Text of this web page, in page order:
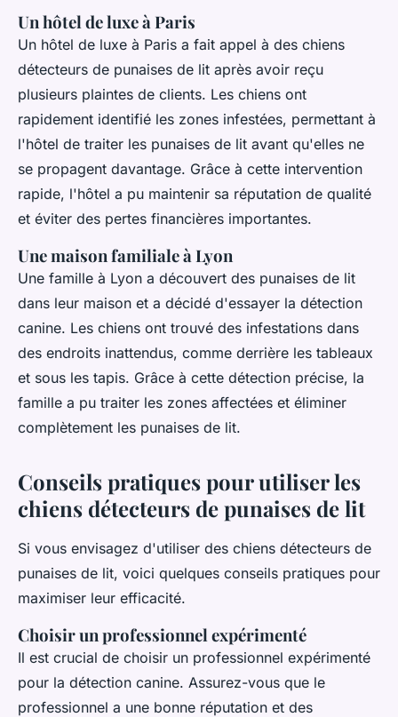
Un hôtel de luxe à Paris
Un hôtel de luxe à Paris a fait appel à des chiens
détecteurs de punaises de lit après avoir reçu
plusieurs plaintes de clients. Les chiens ont
rapidement identifié les zones infestées, permettant à
l'hôtel de traiter les punaises de lit avant qu'elles ne
se propagent davantage. Grâce à cette intervention
rapide, l'hôtel a pu maintenir sa réputation de qualité
et éviter des pertes financières importantes.
Une maison familiale à Lyon
Une famille à Lyon a découvert des punaises de lit
dans leur maison et a décidé d'essayer la détection
canine. Les chiens ont trouvé des infestations dans
des endroits inattendus, comme derrière les tableaux
et sous les tapis. Grâce à cette détection précise, la
famille a pu traiter les zones affectées et éliminer
complètement les punaises de lit.
Conseils pratiques pour utiliser les
chiens détecteurs de punaises de lit
Si vous envisagez d'utiliser des chiens détecteurs de
punaises de lit, voici quelques conseils pratiques pour
maximiser leur efficacité.
Choisir un professionnel expérimenté
Il est crucial de choisir un professionnel expérimenté
pour la détection canine. Assurez-vous que le
professionnel a une bonne réputation et des